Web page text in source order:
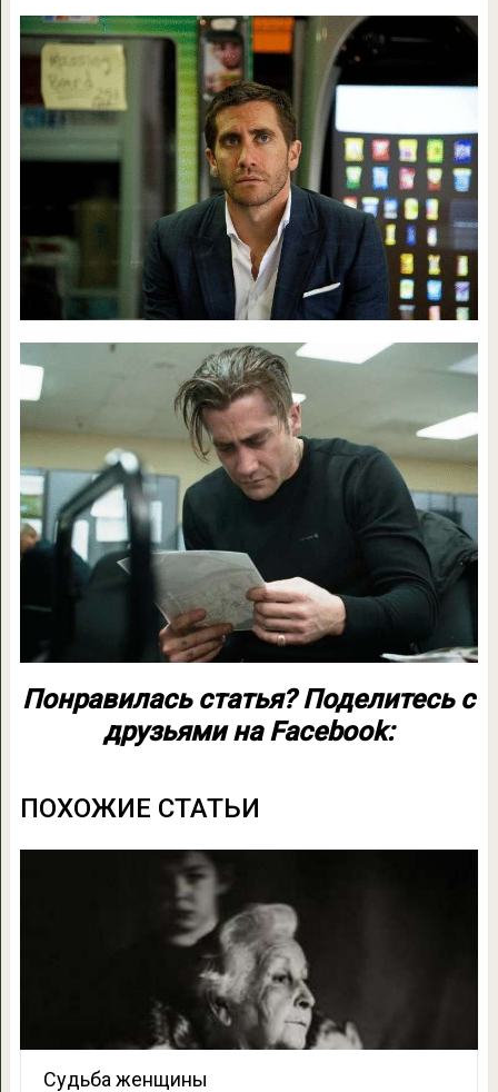
Понравилась статья? Поделитесь с
друзьями на Facebook:
ПОХОЖИЕ СТАТЬИ
Судьба женщины